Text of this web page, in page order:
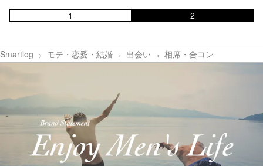
1 2
Smartlog モテ・恋愛・結婚 出会い 相席・合コン